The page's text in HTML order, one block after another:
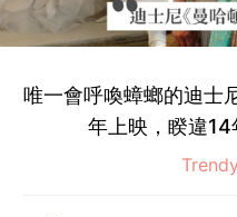
唯一會呼喚蟑螂的迪士
年上映，睽違